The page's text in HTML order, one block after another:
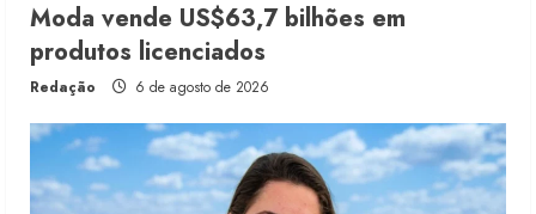
Moda vende US$63,7 bilhões em
produtos licenciados
Redação 6 de agosto de 2026